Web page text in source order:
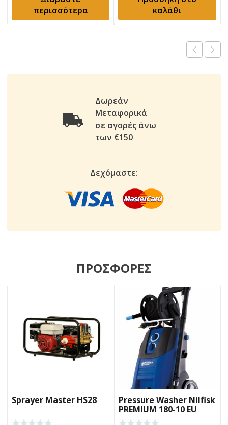
1.082,00 €.είναι:
639,00 €.
περισσότερα
53,00 €.είναι:
35,00 €.
καλάθι
Δωρεάν
Μεταφορικά
σε αγορές άνω
των €150
Δεχόμαστε:
ΠΡΟΣΦΟΡΕΣ
Sprayer Master HS28
Pressure Washer Nilfisk
PREMIUM 180-10 EU